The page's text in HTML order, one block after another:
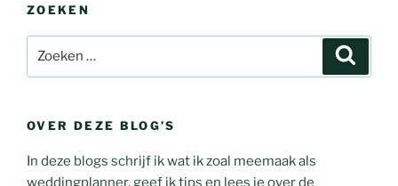
ZOEKEN
OVER DEZE BLOG’S
In deze blogs schrijf ik wat ik zoal meemaak als
weddingplanner, geef ik tips en lees je over de